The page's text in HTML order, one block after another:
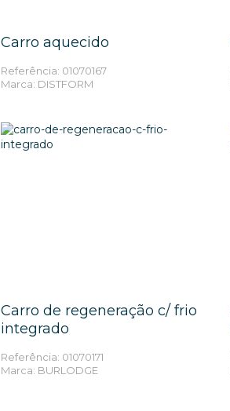
MAIS INFORMAÇÕES
Carro aquecido
Referência: 01070167
Marca: DISTFORM
MAIS INFORMAÇÕES
Carro de regeneração c/ frio
integrado
Referência: 01070171
Marca: BURLODGE